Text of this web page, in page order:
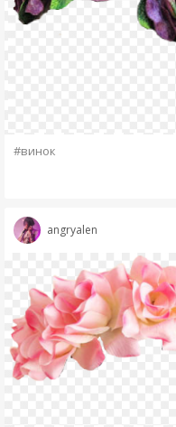
#винок
angryalen